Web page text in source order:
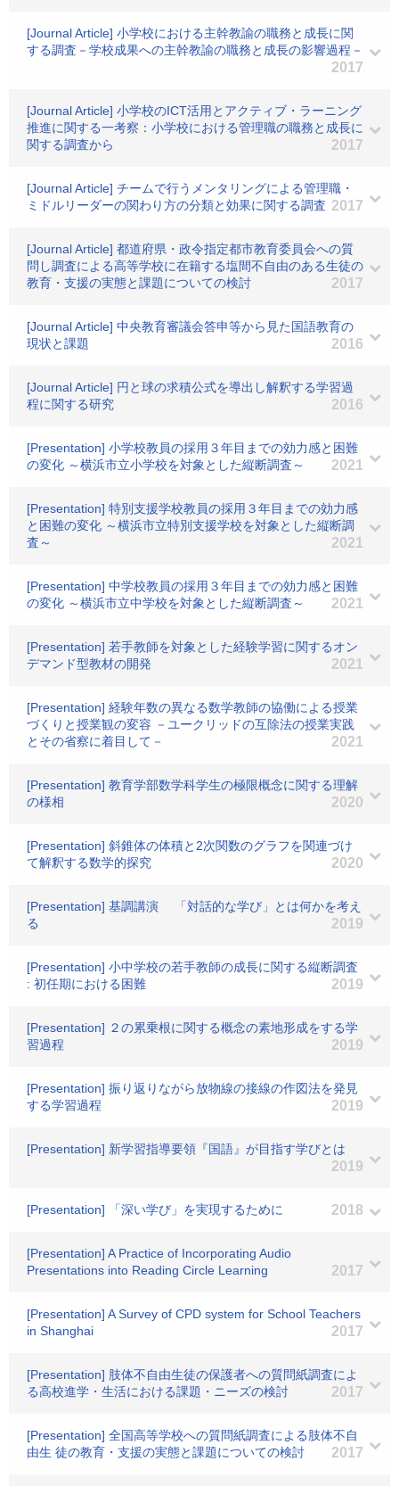
[Journal Article] 小学校における主幹教諭の職務と成長に関
する調査－学校成果への主幹教諭の職務と成長の影響過程－
2017
[Journal Article] 小学校のICT活用とアクティブ・ラーニング
推進に関する一考察：小学校における管理職の職務と成長に
関する調査から
2017
[Journal Article] チームで行うメンタリングによる管理職・
ミドルリーダーの関わり方の分類と効果に関する調査 2017
[Journal Article] 都道府県・政令指定都市教育委員会への質
問し調査による高等学校に在籍する塩間不自由のある生徒の
教育・支援の実態と課題についての検討
2017
[Journal Article] 中央教育審議会答申等から見た国語教育の
現状と課題
2016
[Journal Article] 円と球の求積公式を導出し解釈する学習過
程に関する研究
2016
[Presentation] 小学校教員の採用３年目までの効力感と困難
の変化 ～横浜市立小学校を対象とした縦断調査～
2021
[Presentation] 特別支援学校教員の採用３年目までの効力感
と困難の変化 ～横浜市立特別支援学校を対象とした縦断調
査～
2021
[Presentation] 中学校教員の採用３年目までの効力感と困難
の変化 ～横浜市立中学校を対象とした縦断調査～
2021
[Presentation] 若手教師を対象とした経験学習に関するオン
デマンド型教材の開発
2021
[Presentation] 経験年数の異なる数学教師の協働による授業
づくりと授業観の変容 －ユークリッドの互除法の授業実践
とその省察に着目して－
2021
[Presentation] 教育学部数学科学生の極限概念に関する理解
の様相
2020
[Presentation] 斜錐体の体積と2次関数のグラフを関連づけ
て解釈する数学的探究
2020
[Presentation] 基調講演 「対話的な学び」とは何かを考え
る
2019
[Presentation] 小中学校の若手教師の成長に関する縦断調査
: 初任期における困難
2019
[Presentation] ２の累乗根に関する概念の素地形成をする学
習過程
2019
[Presentation] 振り返りながら放物線の接線の作図法を発見
する学習過程
2019
[Presentation] 新学習指導要領『国語』が目指す学びとは
2019
[Presentation] 「深い学び」を実現するために 2018
[Presentation] A Practice of Incorporating Audio
Presentations into Reading Circle Learning
2017
[Presentation] A Survey of CPD system for School Teachers
in Shanghai
2017
[Presentation] 肢体不自由生徒の保護者への質問紙調査によ
る高校進学・生活における課題・ニーズの検討
2017
[Presentation] 全国高等学校への質問紙調査による肢体不自
由生 徒の教育・支援の実態と課題についての検討
2017